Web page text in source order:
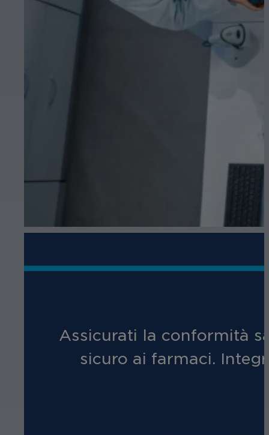
Assicurati la conformità
sicuro ai farmaci.